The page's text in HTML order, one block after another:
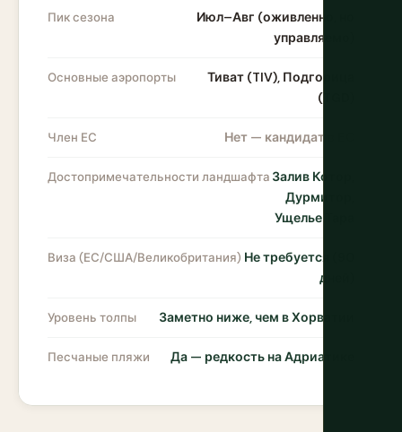
Пик сезона
Июл–Авг (оживленно, но
управляемо)
Основные аэропорты
Тиват (TIV), Подгорица
(TGD)
Член ЕС Нет — кандидат в ЕС
Достопримечательности ландшафта Залив Котор,
Дурмитор,
Ущелье Тара
Виза (ЕС/США/Великобритания) Не требуется (90
дней)
Уровень толпы Заметно ниже, чем в Хорватии
Песчаные пляжи Да — редкость на Адриатике